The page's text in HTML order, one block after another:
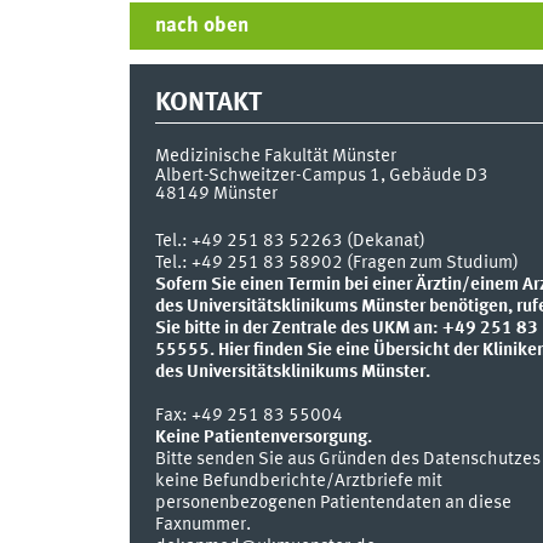
nach oben
KONTAKT
Medizinische Fakultät Münster
Albert-Schweitzer-Campus 1, Gebäude D3
48149 Münster
Tel.: +49 251 83 52263 (Dekanat)
Tel.: +49 251 83 58902 (Fragen zum Studium)
Sofern Sie einen Termin bei einer Ärztin/einem
des Universitätsklinikums Münster benötigen,
Sie bitte in der Zentrale des UKM an: +49 251 83
55555. Hier finden Sie eine Übersicht der
des Universitätsklinikums Münster.
Fax: +49 251 83 55004
Keine Patientenversorgung.
Bitte senden Sie aus Gründen des Datenschutzes
keine Befundberichte/Arztbriefe mit
personenbezogenen Patientendaten an diese
Faxnummer.